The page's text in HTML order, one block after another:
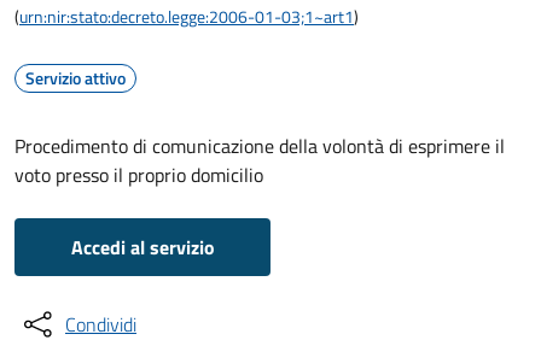
(urn:nir:stato:decreto.legge:2006-01-03;1~art1)
Servizio attivo
Procedimento di comunicazione della volontà di esprimere il
voto presso il proprio domicilio
Accedi al servizio
Condividi